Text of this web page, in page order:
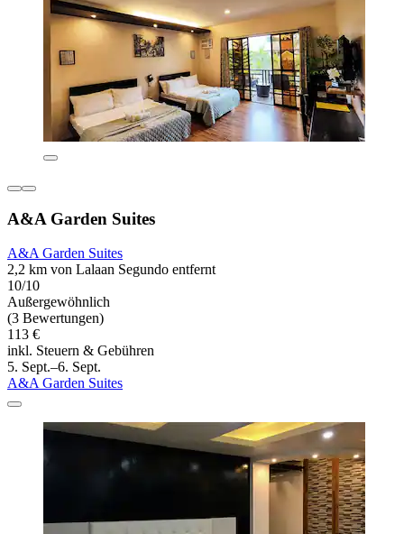
A&A Garden Suites
A&A Garden Suites
2,2 km von Lalaan Segundo entfernt
10/10
Außergewöhnlich
(3 Bewertungen)
113 €
inkl. Steuern & Gebühren
5. Sept.–6. Sept.
A&A Garden Suites